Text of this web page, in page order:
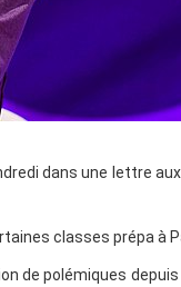
dans une lettre
classes prépa à
de polémiques